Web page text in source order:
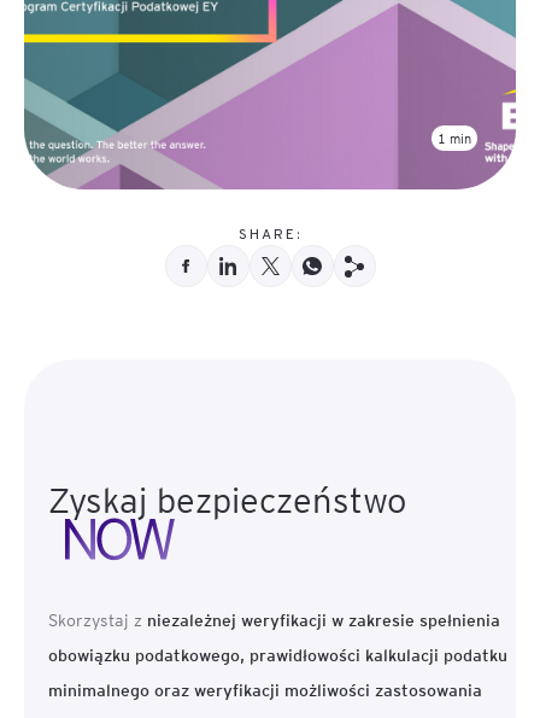
1 min
SHARE:
Zyskaj bezpieczeństwo
Skorzystaj z niezależnej weryfikacji w zakresie spełnienia
obowiązku podatkowego, prawidłowości kalkulacji podatku
minimalnego oraz weryfikacji możliwości zastosowania